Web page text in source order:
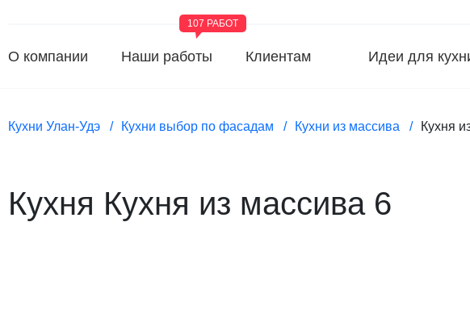
О компании
107 РАБОТ
Наши работы Клиентам Идеи для
Кухни Улан-Удэ Кухни выбор по фасадам Кухни из массива Кухня
Кухня Кухня из массива 6